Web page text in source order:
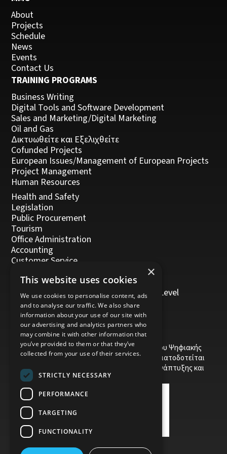
About
Projects
Schedule
News
Events
Contact Us
TRAINING PROGRAMS
Business Writing
Digital Tools and Software Development
Sales and Marketing/Digital Marketing
Oil and Gas
Δικτυωθείτε και Εξελιχθείτε
Cofunded Projects
European Issues/Management of European Projects
Project Management
Human Resources
Health and Safety
Legislation
Public Procurement
Tourism
Office Administration
Accounting
Customer Service
Management, Leadership and Coaching
Personal Development
Trainers/Trainer of Vocational Training Level
5/Moodle
Το έργο υποβλήθηκε στα πλαίσια του Σχεδίου Ψηφιακής
αναβάθμισης των Επιχειρήσεων και συγχρηματοδοτείται
από το Ευρωπαϊκό Ταμείο Περιφερειακής Ανάπτυξης και
την Κυπριακή Δημοκρατία.
×
This website uses cookies
We use cookies to personalise content, ads
and to analyse our traffic. We also share
information about your use of our site with
our advertising and analytics partners who
may combine it with other information that
you’ve provided to them or that they’ve
collected from your use of their services.
STRICTLY NECESSARY
PERFORMANCE
TARGETING
FUNCTIONALITY